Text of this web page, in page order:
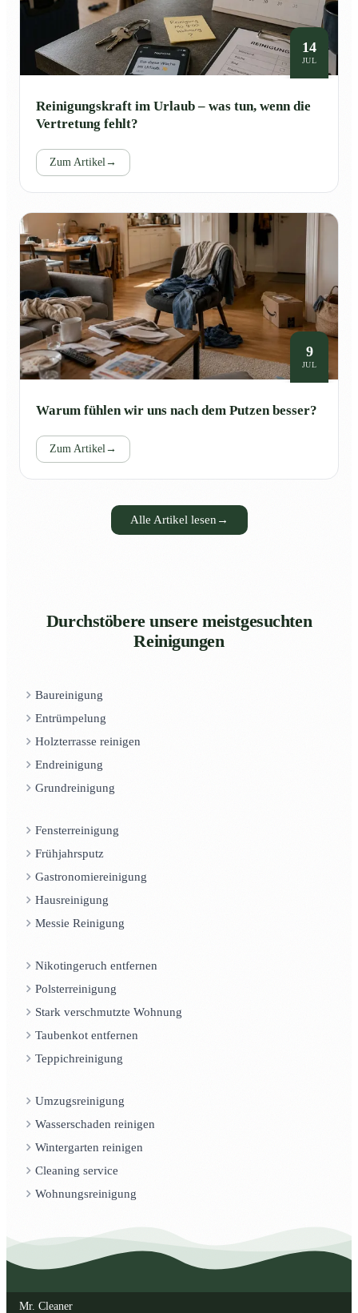
14
JUL
Reinigungskraft im Urlaub – was tun, wenn die
Vertretung fehlt?
Zum Artikel →
9
JUL
Warum fühlen wir uns nach dem Putzen besser?
Zum Artikel →
Alle Artikel lesen →
Durchstöbere unsere meistgesuchten
Reinigungen
Baureinigung
Entrümpelung
Holzterrasse reinigen
Endreinigung
Grundreinigung
Fensterreinigung
Frühjahrsputz
Gastronomiereinigung
Hausreinigung
Messie Reinigung
Nikotingeruch entfernen
Polsterreinigung
Stark verschmutzte Wohnung
Taubenkot entfernen
Teppichreinigung
Umzugsreinigung
Wasserschaden reinigen
Wintergarten reinigen
Cleaning service
Wohnungsreinigung
Mr. Cleaner